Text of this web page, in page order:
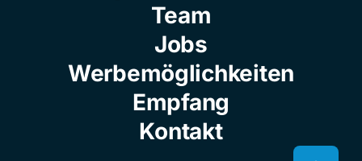
Team
Jobs
Werbemöglichkeiten
Empfang
Kontakt